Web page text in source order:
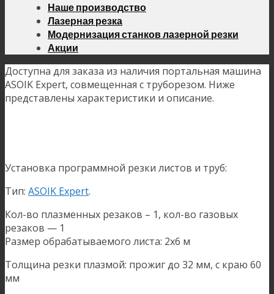
Наше производство
Лазерная резка
Модернизация станков лазерной резки
Акции
Доступна для заказа из наличия портальная машина
ASOIK Expert, совмещенная с труборезом. Ниже
представлены характеристики и описание.
Установка программной резки листов и труб:
Тип: ASOIK Expert.
Кол-во плазменных резаков – 1, кол-во газовых
резаков — 1
Размер обрабатываемого листа: 2х6 м
Толщина резки плазмой: прожиг до 32 мм, с краю 60
мм